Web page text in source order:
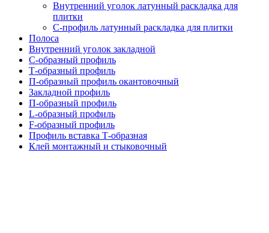
Внутренний уголок латунный раскладка для
плитки
С-профиль латунный раскладка для плитки
Полоса
Внутренний уголок закладной
С-образный профиль
Т-образный профиль
П-образный профиль окантовочный
Закладной профиль
П-образный профиль
L-образный профиль
F-образный профиль
Профиль вставка Т-образная
Клей монтажный и стыковочный